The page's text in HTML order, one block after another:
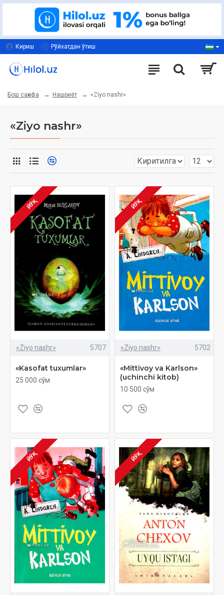
Кириш Рўйхатдан ўтиш
Бош саҳифа Нашриёт «Ziyo nashr»
«Ziyo nashr»
ЙЎҚ
«Ziyo nashr» 5707
«Kasofat tuxumlar»
25 000 сўм
ЙЎҚ
«Ziyo nashr» 5702
«Mittivoy va Karlson»
(uchinchi kitob)
10 500 сўм
ЙЎҚ ЙЎҚ